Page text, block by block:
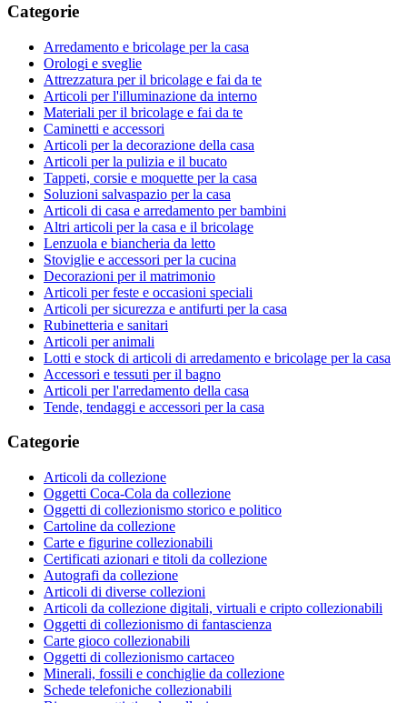
Categorie
Arredamento e bricolage per la casa
Orologi e sveglie
Attrezzatura per il bricolage e fai da te
Articoli per l'illuminazione da interno
Materiali per il bricolage e fai da te
Caminetti e accessori
Articoli per la decorazione della casa
Articoli per la pulizia e il bucato
Tappeti, corsie e moquette per la casa
Soluzioni salvaspazio per la casa
Articoli di casa e arredamento per bambini
Altri articoli per la casa e il bricolage
Lenzuola e biancheria da letto
Stoviglie e accessori per la cucina
Decorazioni per il matrimonio
Articoli per feste e occasioni speciali
Articoli per sicurezza e antifurti per la casa
Rubinetteria e sanitari
Articoli per animali
Lotti e stock di articoli di arredamento e bricolage per la casa
Accessori e tessuti per il bagno
Articoli per l'arredamento della casa
Tende, tendaggi e accessori per la casa
Categorie
Articoli da collezione
Oggetti Coca-Cola da collezione
Oggetti di collezionismo storico e politico
Cartoline da collezione
Carte e figurine collezionabili
Certificati azionari e titoli da collezione
Autografi da collezione
Articoli di diverse collezioni
Articoli da collezione digitali, virtuali e cripto collezionabili
Oggetti di collezionismo di fantascienza
Carte gioco collezionabili
Oggetti di collezionismo cartaceo
Minerali, fossili e conchiglie da collezione
Schede telefoniche collezionabili